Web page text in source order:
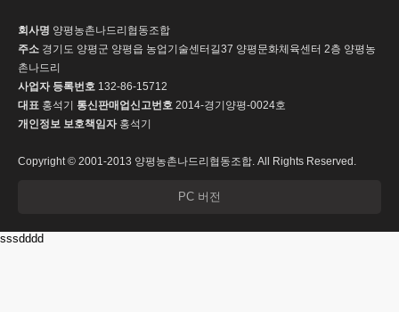
회사명 양평농촌나드리협동조합
주소 경기도 양평군 양평읍 농업기술센터길37 양평문화체육센터 2층 양평농
촌나드리
사업자 등록번호 132-86-15712
대표 홍석기 통신판매업신고번호 2014-경기양평-0024호
개인정보 보호책임자홍석기
Copyright © 2001-2013 양평농촌나드리협동조합. All Rights Reserved.
PC 버전
sssdddd